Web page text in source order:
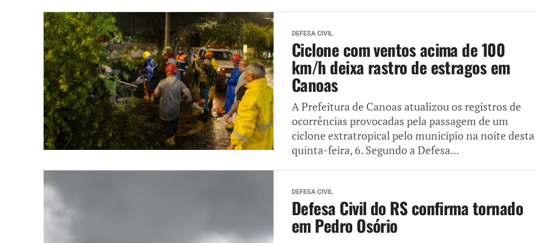
DEFESA CIVIL
Ciclone com ventos acima de 100
km/h deixa rastro de estragos em
Canoas
A Prefeitura de Canoas atualizou os registros de
ocorrências provocadas pela passagem de um
ciclone extratropical pelo município na noite desta
quinta-feira, 6. Segundo a Defesa...
DEFESA CIVIL
Defesa Civil do RS confirma tornado
em Pedro Osório